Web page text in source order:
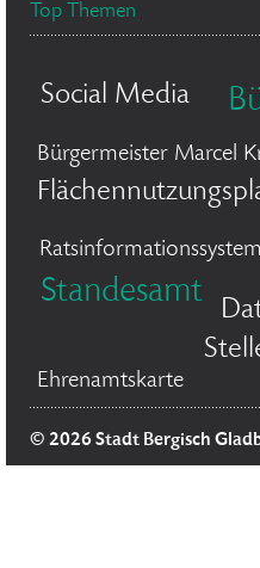
Top Themen
Social Media
Bürgermeister Marcel
Ratsinformationssystem
Standesamt
Ehrenamtskarte
© 2026 Stadt Bergisch